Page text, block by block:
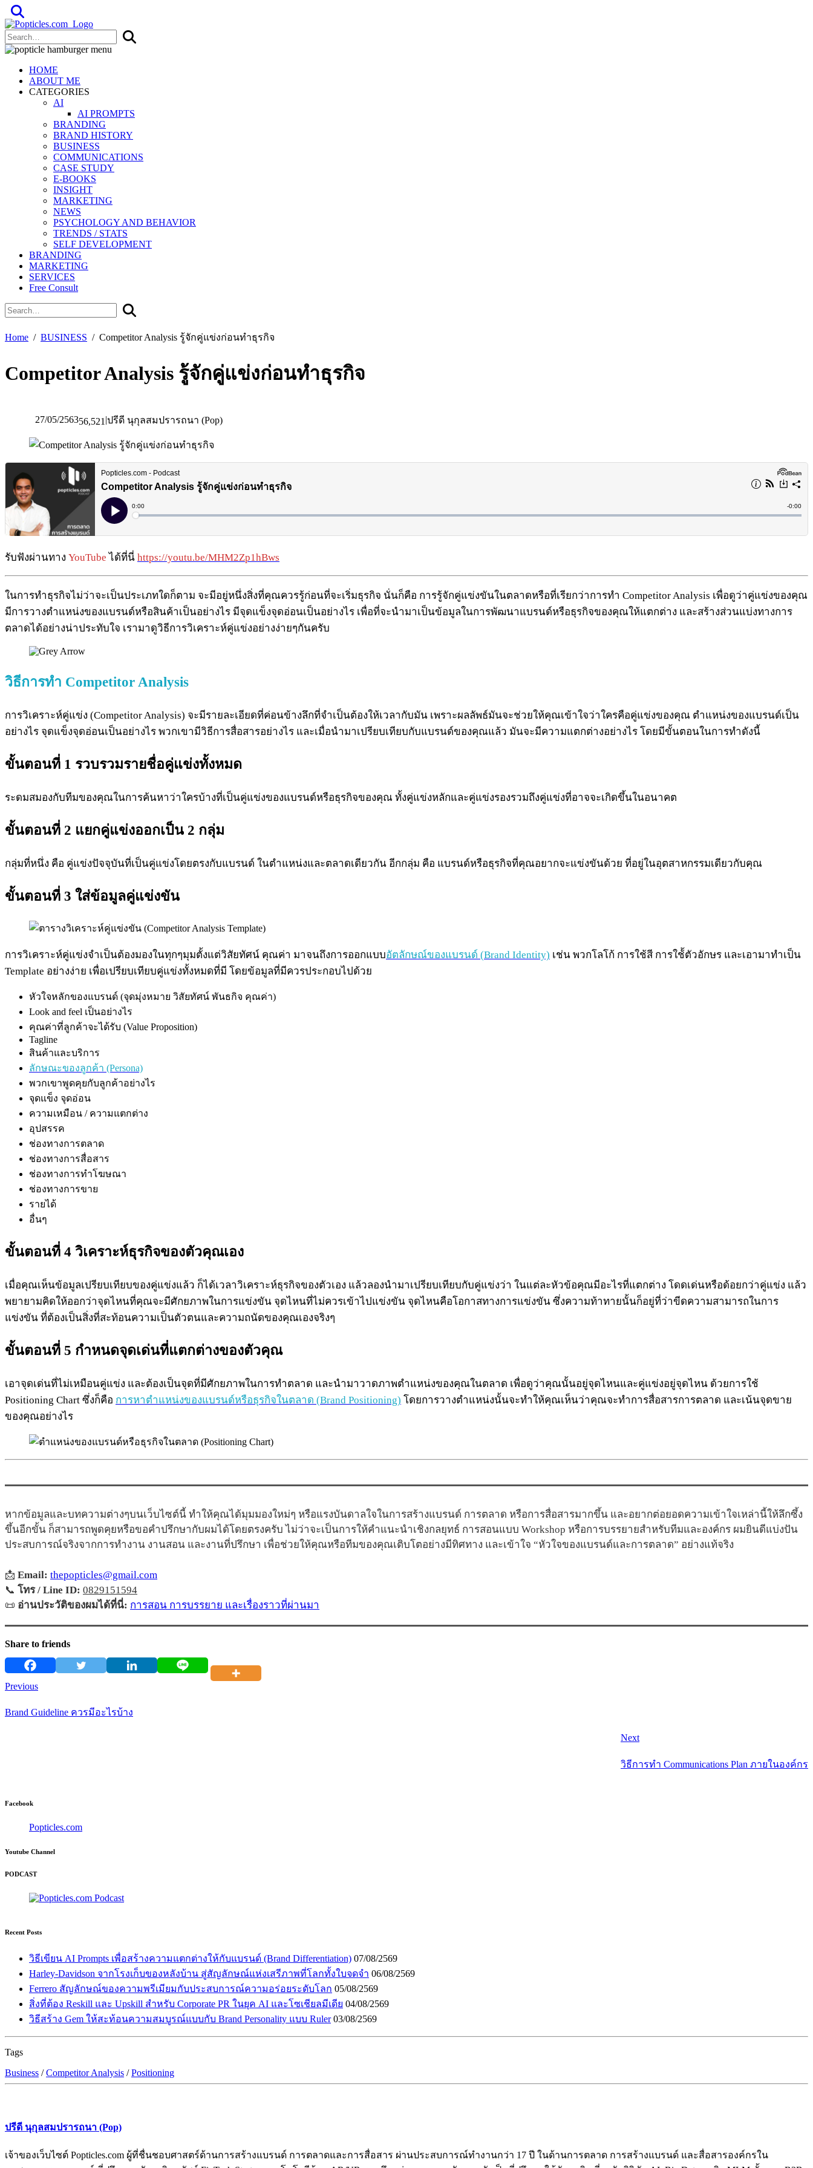
Popticles.com
HOME
ABOUT ME
CATEGORIES
AI
AI PROMPTS
BRANDING
BRAND HISTORY
BUSINESS
COMMUNICATIONS
CASE STUDY
E-BOOKS
INSIGHT
MARKETING
NEWS
PSYCHOLOGY AND BEHAVIOR
TRENDS / STATS
SELF DEVELOPMENT
BRANDING
MARKETING
SERVICES
Free Consult
Home BUSINESS Competitor Analysis รู้จักคู่แข่งก่อนทำธุรกิจ
Competitor Analysis รู้จักคู่แข่งก่อนทำธุรกิจ
27/05/256356,521 |ปรีดี นุกุลสมปรารถนา (Pop)
รับฟังผ่านทาง YouTube ได้ที่นี่ https://youtu.be/MHM2Zp1hBws
ในการทำธุรกิจไม่ว่าจะเป็นประเภทใดก็ตาม จะมีอยู่หนึ่งสิ่งที่คุณควรรู้ก่อนที่จะเริ่มธุรกิจ นั่นก็คือ การรู้จักคู่แข่งขันในตลาดหรือที่เรียกว่าการทำ Competitor Analysis เพื่อดูว่าคู่แข่งของคุณ
มีการวางตำแหน่งของแบรนด์หรือสินค้าเป็นอย่างไร มีจุดแข็งจุดอ่อนเป็นอย่างไร เพื่อที่จะนำมาเป็นข้อมูลในการพัฒนาแบรนด์หรือธุรกิจของคุณให้แตกต่าง และสร้างส่วนแบ่งทางการ
ตลาดได้อย่างน่าประทับใจ เรามาดูวิธีการวิเคราะห์คู่แข่งอย่างง่ายๆกันครับ
วิธีการทำ Competitor Analysis
การวิเคราะห์คู่แข่ง (Competitor Analysis) จะมีรายละเอียดที่ค่อนข้างลึกที่จำเป็นต้องให้เวลากับมัน เพราะผลลัพธ์มันจะช่วยให้คุณเข้าใจว่าใครคือคู่แข่งของคุณ ตำแหน่งของแบรนด์เป็น
อย่างไร จุดแข็งจุดอ่อนเป็นอย่างไร พวกเขามีวิธีการสื่อสารอย่างไร และเมื่อนำมาเปรียบเทียบกับแบรนด์ของคุณแล้ว มันจะมีความแตกต่างอย่างไร โดยมีขั้นตอนในการทำดังนี้
ขั้นตอนที่ 1 รวบรวมรายชื่อคู่แข่งทั้งหมด
ระดมสมองกับทีมของคุณในการค้นหาว่าใครบ้างที่เป็นคู่แข่งของแบรนด์หรือธุรกิจของคุณ ทั้งคู่แข่งหลักและคู่แข่งรองรวมถึงคู่แข่งที่อาจจะเกิดขึ้นในอนาคต
ขั้นตอนที่ 2 แยกคู่แข่งออกเป็น 2 กลุ่ม
กลุ่มที่หนึ่ง คือ คู่แข่งปัจจุบันที่เป็นคู่แข่งโดยตรงกับแบรนด์ ในตำแหน่งและตลาดเดียวกัน อีกกลุ่ม คือ แบรนด์หรือธุรกิจที่คุณอยากจะแข่งขันด้วย ที่อยู่ในอุตสาหกรรมเดียวกับคุณ
ขั้นตอนที่ 3 ใส่ข้อมูลคู่แข่งขัน
การวิเคราะห์คู่แข่งจำเป็นต้องมองในทุกๆมุมตั้งแต่วิสัยทัศน์ คุณค่า มาจนถึงการออกแบบอัตลักษณ์ของแบรนด์ (Brand Identity) เช่น พวกโลโก้ การใช้สี การใช้้ตัวอักษร และเอามาทำเป็น
Template อย่างง่าย เพื่อเปรียบเทียบคู่แข่งทั้งหมดที่มี โดยข้อมูลที่มีควรประกอบไปด้วย
หัวใจหลักของแบรนด์ (จุดมุ่งหมาย วิสัยทัศน์ พันธกิจ คุณค่า)
Look and feel เป็นอย่างไร
คุณค่าที่ลูกค้าจะได้รับ (Value Proposition)
Tagline
สินค้าและบริการ
ลักษณะของลูกค้า (Persona)
พวกเขาพูดคุยกับลูกค้าอย่างไร
จุดแข็ง จุดอ่อน
ความเหมือน / ความแตกต่าง
อุปสรรค
ช่องทางการตลาด
ช่องทางการสื่อสาร
ช่องทางการทำโฆษณา
ช่องทางการขาย
รายได้
อื่นๆ
ขั้นตอนที่ 4 วิเคราะห์ธุรกิจของตัวคุณเอง
เมื่อคุณเห็นข้อมูลเปรียบเทียบของคู่แข่งแล้ว ก็ได้เวลาวิเคราะห์ธุรกิจของตัวเอง แล้วลองนำมาเปรียบเทียบกับคู่แข่งว่า ในแต่ละหัวข้อคุณมีอะไรที่แตกต่าง โดดเด่นหรือด้อยกว่าคู่แข่ง แล้ว
พยายามคิดให้ออกว่าจุดไหนที่คุณจะมีศักยภาพในการแข่งขัน จุดไหนที่ไม่ควรเข้าไปแข่งขัน จุดไหนคือโอกาสทางการแข่งขัน ซึ่งความท้าทายนั้นก็อยู่ที่ว่าขีดความสามารถในการ
แข่งขัน ที่ต้องเป็นสิ่งที่สะท้อนความเป็นตัวตนและความถนัดของคุณเองจริงๆ
ขั้นตอนที่ 5 กำหนดจุดเด่นที่แตกต่างของตัวคุณ
เอาจุดเด่นที่ไม่เหมือนคู่แข่ง และต้องเป็นจุดที่มีศักยภาพในการทำตลาด และนำมาวาดภาพตำแหน่งของคุณในตลาด เพื่อดูว่าคุณนั้นอยู่จุดไหนและคู่แข่งอยู่จุดไหน ด้วยการใช้
Positioning Chart ซึ่งก็คือ การหาตำแหน่งของแบรนด์หรือธุรกิจในตลาด (Brand Positioning) โดยการวางตำแหน่งนั้นจะทำให้คุณเห็นว่าคุณจะทำการสื่อสารการตลาด และเน้นจุดขาย
ของคุณอย่างไร
หากข้อมูลและบทความต่างๆบนเว็บไซต์นี้ ทำให้คุณได้มุมมองใหม่ๆ หรือแรงบันดาลใจในการสร้างแบรนด์ การตลาด หรือการสื่อสารมากขึ้น และอยากต่อยอดความเข้าใจเหล่านี้ให้ลึกซึ้ง
ขึ้นอีกขั้น ก็สามารถพูดคุยหรือขอคำปรึกษากับผมได้โดยตรงครับ ไม่ว่าจะเป็นการให้คำแนะนำเชิงกลยุทธ์ การสอนแบบ Workshop หรือการบรรยายสำหรับทีมและองค์กร ผมยินดีแบ่งปัน
ประสบการณ์จริงจากการทำงาน งานสอน และงานที่ปรึกษา เพื่อช่วยให้คุณหรือทีมของคุณเติบโตอย่างมีทิศทาง และเข้าใจ “หัวใจของแบรนด์และการตลาด” อย่างแท้จริง
📩 Email: thepopticles@gmail.com
📞 โทร / Line ID: 0829151594
📜 อ่านประวัติของผมได้ที่นี่: การสอน การบรรยาย และเรื่องราวที่ผ่านมา
Share to friends
Previous
Brand Guideline ควรมีอะไรบ้าง
Next
วิธีการทำ Communications Plan ภายในองค์กร
Facebook
Popticles.com
Youtube Channel
PODCAST
Recent Posts
วิธีเขียน AI Prompts เพื่อสร้างความแตกต่างให้กับแบรนด์ (Brand Differentiation) 07/08/2569
Harley-Davidson จากโรงเก็บของหลังบ้าน สู่สัญลักษณ์แห่งเสรีภาพที่โลกทั้งใบจดจำ 06/08/2569
Ferrero สัญลักษณ์ของความพรีเมียมกับประสบการณ์ความอร่อยระดับโลก 05/08/2569
สิ่งที่ต้อง Reskill และ Upskill สำหรับ Corporate PR ในยุค AI และโซเชียลมีเดีย 04/08/2569
วิธีสร้าง Gem ให้สะท้อนความสมบูรณ์แบบกับ Brand Personality แบบ Ruler 03/08/2569
Tags
Business /Competitor Analysis /Positioning
ปรีดี นุกุลสมปรารถนา (Pop)
เจ้าของเว็บไซต์ Popticles.com ผู้ที่ชื่นชอบศาสตร์ด้านการสร้างแบรนด์ การตลาดและการสื่อสาร ผ่านประสบการณ์ทำงานกว่า 17 ปี ในด้านการตลาด การสร้างแบรนด์ และสื่อสารองค์กรใน